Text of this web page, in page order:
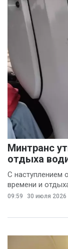
Минтранс
отдыха
С наступлением
времени и
09:59 30 июля 2026